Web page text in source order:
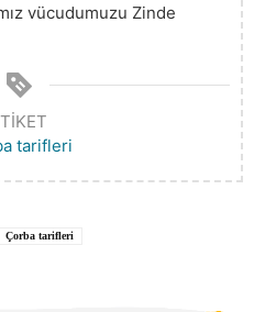
vücudumuzu Zinde
tarifleri
Çorba tarifleri